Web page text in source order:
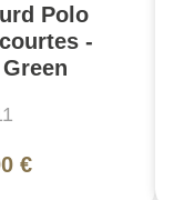
Polo
-
€